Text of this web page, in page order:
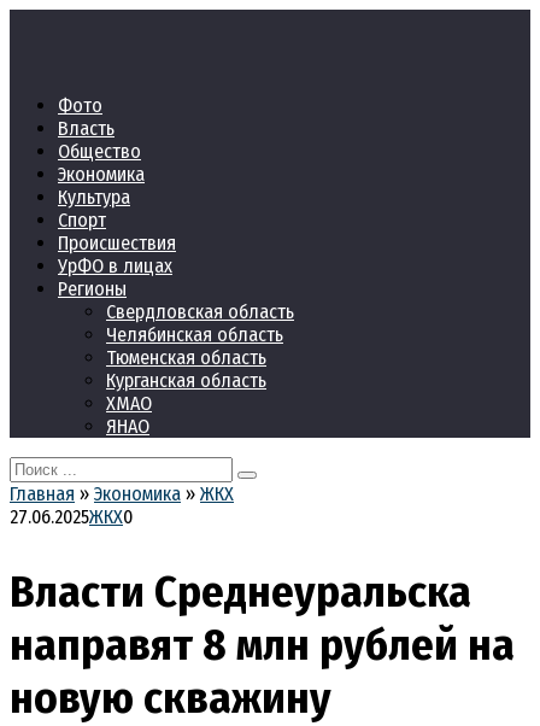
Фото
Власть
Общество
Экономика
Культура
Спорт
Происшествия
УрФО в лицах
Регионы
Свердловская область
Челябинская область
Тюменская область
Курганская область
ХМАО
ЯНАО
Search
for:
Главная » Экономика » ЖКХ
27.06.2025ЖКХ0
Власти Среднеуральска
направят 8 млн рублей на
новую скважину